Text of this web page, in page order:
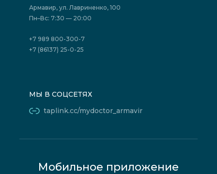
Акции
Государственные программы
Юридическим лицам
Армавир, ул. Лавриненко, 100
Пн–Вс: 7:30 — 20:00
+7 989 800-300-7
+7 (86137) 25-0-25
МЫ В СОЦСЕТЯХ
taplink.cc/mydoctor_armavir
Мобильное приложение